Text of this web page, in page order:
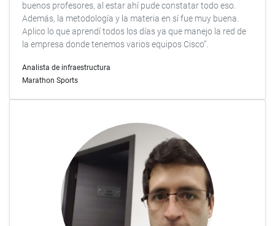
buenos profesores, al estar ahí pude constatar todo eso.
Además, la metodología y la materia en sí fue muy buena.
Aplico lo que aprendí todos los días ya que manejo la red de
la empresa donde tenemos varios equipos Cisco”.
Analista de infraestructura
Marathon Sports